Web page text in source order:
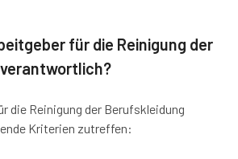
für die Reinigung der
die Reinigung der Berufskleidung
Kriterien zutreffen: